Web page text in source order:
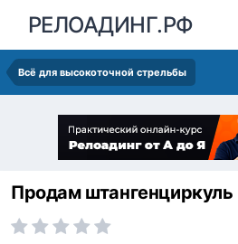
РЕЛОАДИНГ.РФ
Всё для высокоточной стрельбы
Продам